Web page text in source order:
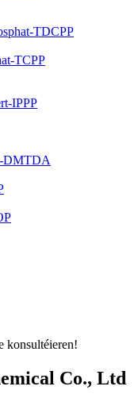
TDCPP
TCPP
IPPP
DMTDA
konsultéieren!
Co., Ltd